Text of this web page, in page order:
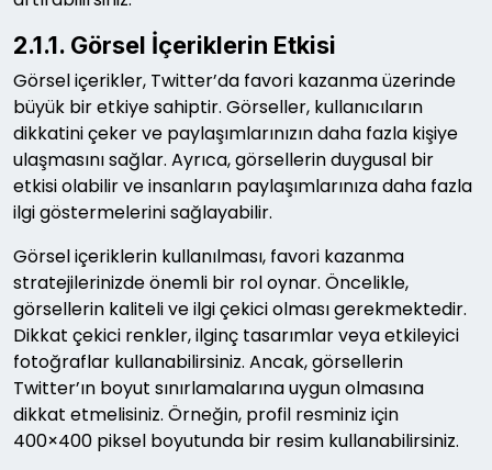
2.1.1. Görsel İçeriklerin Etkisi
Görsel içerikler, Twitter’da favori kazanma üzerinde
büyük bir etkiye sahiptir. Görseller, kullanıcıların
dikkatini çeker ve paylaşımlarınızın daha fazla kişiye
ulaşmasını sağlar. Ayrıca, görsellerin duygusal bir
etkisi olabilir ve insanların paylaşımlarınıza daha fazla
ilgi göstermelerini sağlayabilir.
Görsel içeriklerin kullanılması, favori kazanma
stratejilerinizde önemli bir rol oynar. Öncelikle,
görsellerin kaliteli ve ilgi çekici olması gerekmektedir.
Dikkat çekici renkler, ilginç tasarımlar veya etkileyici
fotoğraflar kullanabilirsiniz. Ancak, görsellerin
Twitter’ın boyut sınırlamalarına uygun olmasına
dikkat etmelisiniz. Örneğin, profil resminiz için
400×400 piksel boyutunda bir resim kullanabilirsiniz.